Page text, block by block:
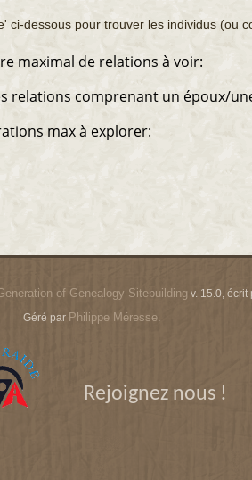
dessous pour trouver les individus (ou
maximal de relations à voir:
relations comprenant un époux/
max à explorer:
of Genealogy Sitebuilding v. 15.0,
Géré par Philippe Méresse.
Rejoignez nous !